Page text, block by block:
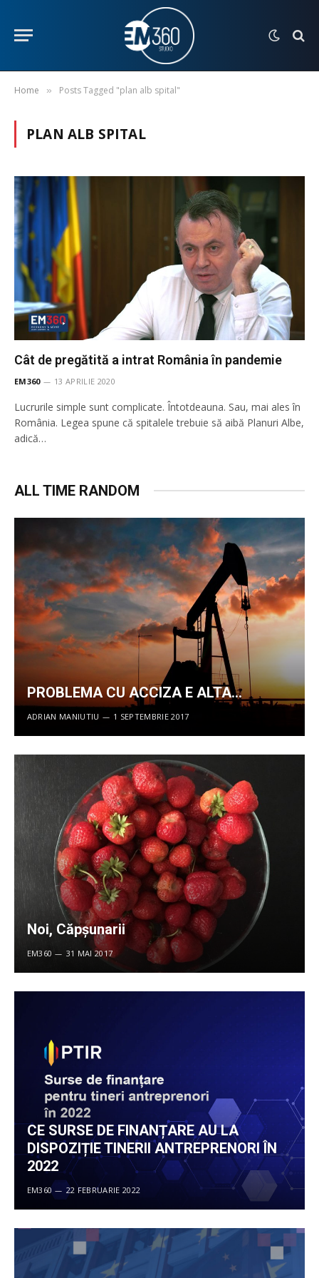
Home » Posts Tagged "plan alb spital"
PLAN ALB SPITAL
Cât de pregătită a intrat România în pandemie
EM360 13 APRILIE 2020
Lucrurile simple sunt complicate. Întotdeauna. Sau, mai ales în
România. Legea spune că spitalele trebuie să aibă Planuri Albe,
adică…
ALL TIME RANDOM
PROBLEMA CU ACCIZA E ALTA…
ADRIAN MANIUTIU 1 SEPTEMBRIE 2017
Noi, Căpșunarii
EM360 31 MAI 2017
CE SURSE DE FINANȚARE AU LA
DISPOZIȚIE TINERII ANTREPRENORI ÎN
2022
EM360 22 FEBRUARIE 2022